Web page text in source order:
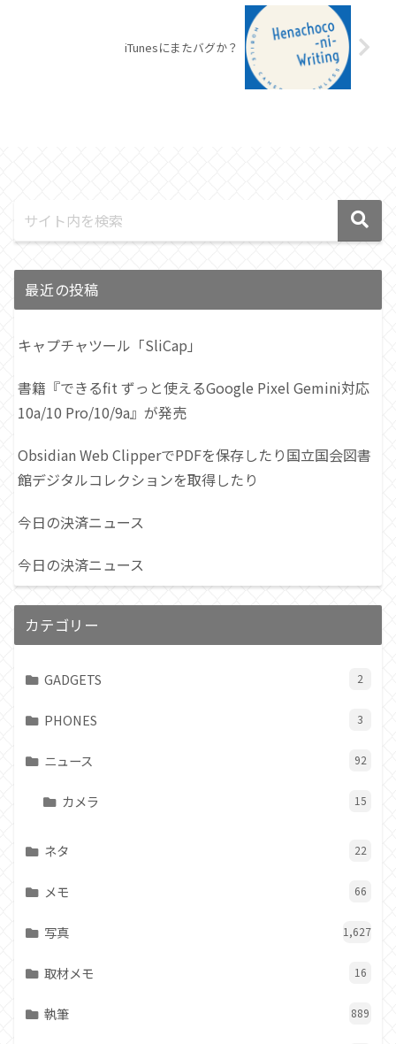
iTunesにまたバグか？
最近の投稿
キャプチャツール「SliCap」
書籍『できるfit ずっと使えるGoogle Pixel Gemini対応
10a/10 Pro/10/9a』が発売
Obsidian Web ClipperでPDFを保存したり国立国会図書
館デジタルコレクションを取得したり
今日の決済ニュース
今日の決済ニュース
カテゴリー
GADGETS 2
PHONES 3
ニュース 92
カメラ 15
ネタ 22
メモ 66
写真 1,627
取材メモ 16
執筆 889